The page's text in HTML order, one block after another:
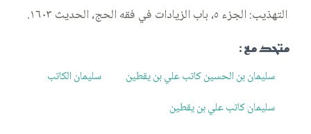
التهذيب: الجزء ٥، باب الزيادات في فقه الحج، الحديث ١٦٠٣.
متحد مع :
سليمان بن الحسين كاتب علي بن يقطين
سليمان الكاتب
سليمان كاتب علي بن يقطين